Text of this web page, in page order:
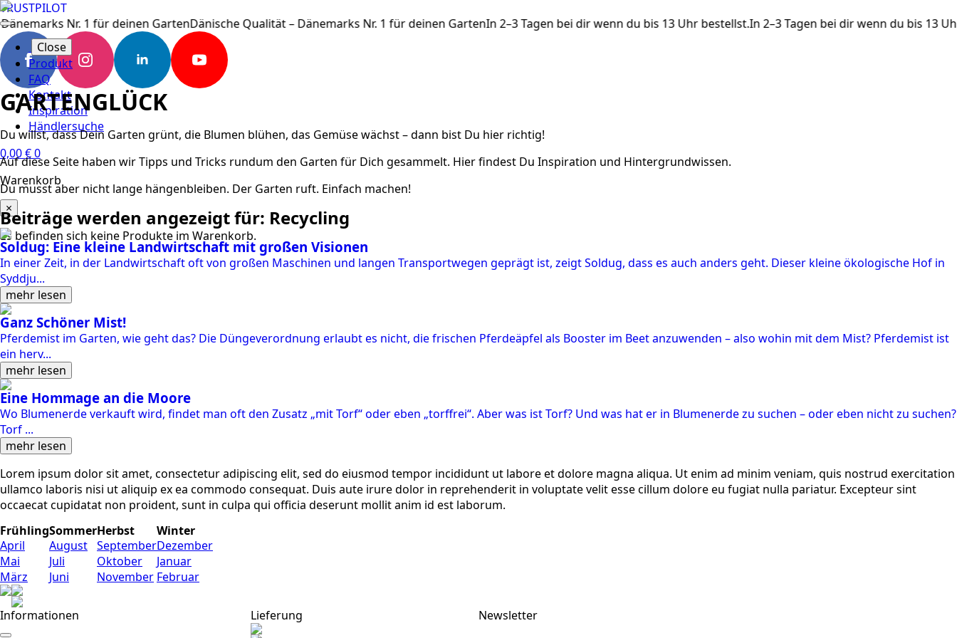
Zum
Inhalt
springen
TRUSTPILOT
Nr. 1 für deinen GartenDänische Qualität – Dänemarks Nr. 1 für deinen GartenIn 2–3 Tagen bei dir wenn du bis 13 Uhr bestellst.In 2–3 Tagen bei dir wenn du bis 13
Close
Produkt
FAQ
Kontakt
Inspiration
Händlersuche
0,00€0
Warenkorb
×
Es befinden sich keine Produkte im Warenkorb.
GARTENGLÜCK
Du willst, dass Dein Garten grünt, die Blumen blühen, das Gemüse wächst – dann bist Du hier richtig!
Auf diese Seite haben wir Tipps und Tricks rundum den Garten für Dich gesammelt. Hier findest Du Inspiration und Hintergrundwissen.
Du musst aber nicht lange hängenbleiben. Der Garten ruft. Einfach machen!
Beiträge werden angezeigt für: Recycling
Soldug: Eine kleine Landwirtschaft mit großen Visionen
In einer Zeit, in der Landwirtschaft oft von großen Maschinen und langen Transportwegen geprägt ist, zeigt Soldug, dass es auch anders geht. Dieser kleine ökologische Hof in
Syddju...
mehr lesen
Ganz Schöner Mist!
Pferdemist im Garten, wie geht das? Die Düngeverordnung erlaubt es nicht, die frischen Pferdeäpfel als Booster im Beet anzuwenden – also wohin mit dem Mist? Pferdemist ist
ein herv...
mehr lesen
Eine Hommage an die Moore
Wo Blumenerde verkauft wird, findet man oft den Zusatz „mit Torf“ oder eben „torffrei“. Aber was ist Torf? Und was hat er in Blumenerde zu suchen – oder eben nicht zu suchen?
Torf ...
mehr lesen
Lorem ipsum dolor sit amet, consectetur adipiscing elit, sed do eiusmod tempor incididunt ut labore et dolore magna aliqua. Ut enim ad minim veniam, quis nostrud exercitation
ullamco laboris nisi ut aliquip ex ea commodo consequat. Duis aute irure dolor in reprehenderit in voluptate velit esse cillum dolore eu fugiat nulla pariatur. Excepteur sint
occaecat cupidatat non proident, sunt in culpa qui officia deserunt mollit anim id est laborum.
Frühling
April
Mai
März
Sommer
August
Juli
Juni
Herbst
September
Oktober
November
Winter
Dezember
Januar
Februar
Informationen Lieferung
Newsletter